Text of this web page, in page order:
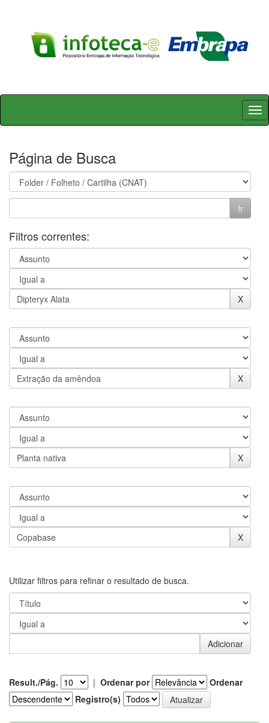
Skip
Página de Busca
Filtros correntes:
Utilizar filtros para refinar o resultado de busca.
Result./Pág. | Ordenar por
Ordenar
Registro(s)